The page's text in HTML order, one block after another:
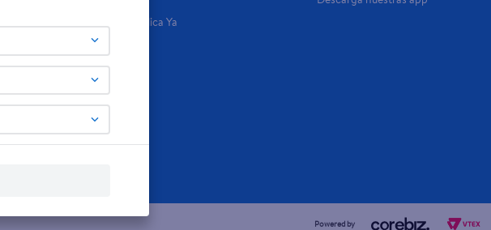
Aplica Ya
Powered by